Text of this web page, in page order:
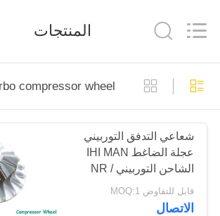
منزل،
بيت
منتجات
معلومات
Electrical
Co.,
Rights
المنتجات
compressor wheel
شعاعي التدفق التوربيني
عجلة الضاغط IHI MAN
الشاحن التوربيني NR /
TCR
قابل للتفاوض MOQ:1
الاتصال